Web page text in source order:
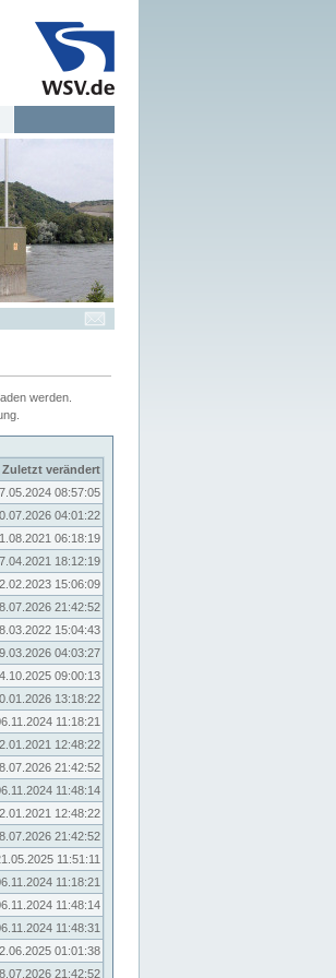
werden.
Zuletzt verändert
08:57:05
04:01:22
06:18:19
18:12:19
15:06:09
21:42:52
15:04:43
04:03:27
09:00:13
13:18:22
11:18:21
12:48:22
21:42:52
11:48:14
12:48:22
21:42:52
11:51:11
11:18:21
11:48:14
11:48:31
01:01:38
21:42:52